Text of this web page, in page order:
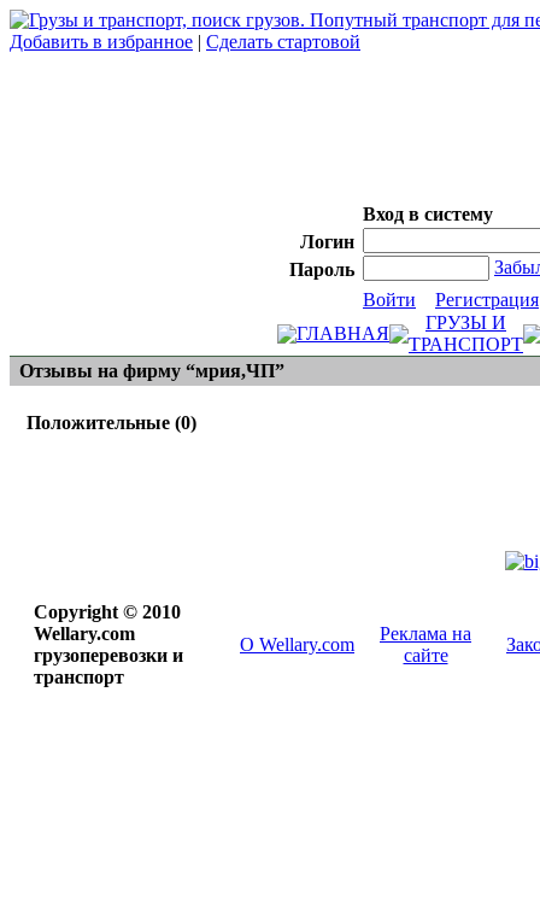
Добавить в избранное | Сделать стартовой
Вход в систему
Логин
Пароль
Войти
Регистрация
ГЛАВНАЯ
ГРУЗЫ И
ТРАНСПОРТ
Отзывы на фирму “мрия,ЧП”
Положительные (0)
Copyright © 2010
Wellary.com
грузоперевозки и
транспорт
О Wellary.com
Реклама на
сайте